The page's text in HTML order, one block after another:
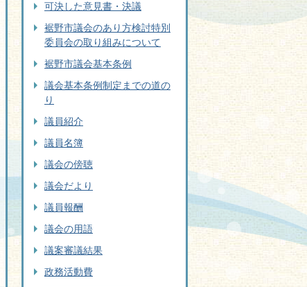
可決した意見書・決議
裾野市議会のあり方検討特別
委員会の取り組みについて
裾野市議会基本条例
議会基本条例制定までの道の
り
議員紹介
議員名簿
議会の傍聴
議会だより
議員報酬
議会の用語
議案審議結果
政務活動費